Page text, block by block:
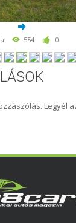
554 0
Legyél